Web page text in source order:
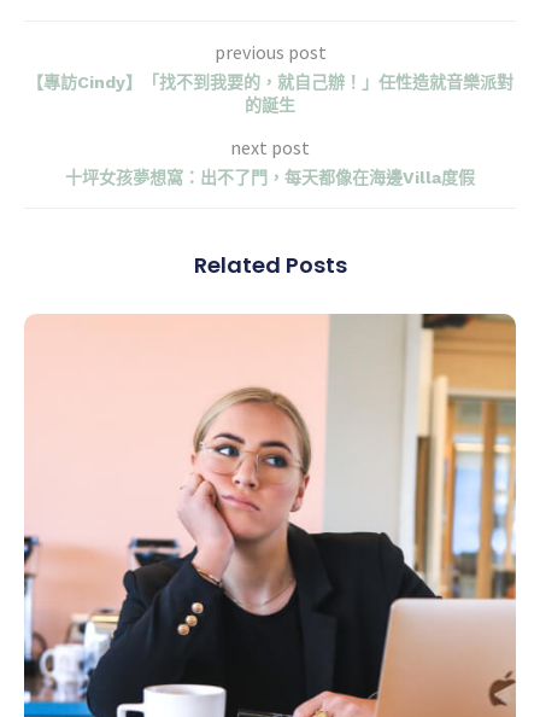
previous post
【專訪Cindy】「找不到我要的，就自己辦！」任性造就音樂派對
的誕生
next post
十坪女孩夢想窩：出不了門，每天都像在海邊Villa度假
Related Posts